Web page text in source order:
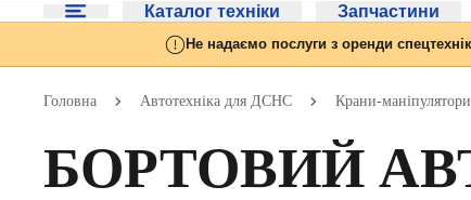
Каталог техніки Запчастини
Не надаємо послуги з оренди
Головна Автотехніка для ДСНС Крани-
БОРТОВИЙ